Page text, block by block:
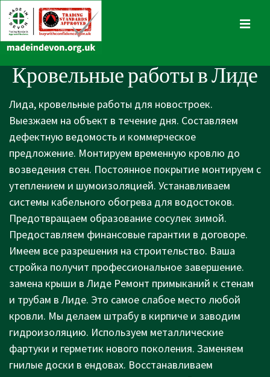
Skip
to
Content
Main
Navigation
Кровельные работы в Лиде
Лида, кровельные работы для новостроек.
Выезжаем на объект в течение дня. Составляем
дефектную ведомость и коммерческое
предложение. Монтируем временную кровлю до
возведения стен. Постоянное покрытие монтируем с
утеплением и шумоизоляцией. Устанавливаем
системы кабельного обогрева для водостоков.
Предотвращаем образование сосулек зимой.
Предоставляем финансовые гарантии в договоре.
Имеем все разрешения на строительство. Ваша
стройка получит профессиональное завершение.
замена крыши в Лиде Ремонт примыканий к стенам
и трубам в Лиде. Это самое слабое место любой
кровли. Мы делаем штрабу в кирпиче и заводим
гидроизоляцию. Используем металлические
фартуки и герметик нового поколения. Заменяем
гнилые доски в ендовах. Восстанавливаем